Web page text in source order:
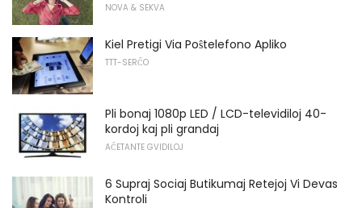
NOVA & SEKVA
Kiel Pretigi Via Poŝtelefono Apliko
TTT-SERĈO
Pli bonaj 1080p LED / LCD-televidiloj 40-
kordoj kaj pli grandaj
AĈETANTE GVIDILOJ
6 Supraj Sociaj Butikumaj Retejoj Vi Devas
Kontroli